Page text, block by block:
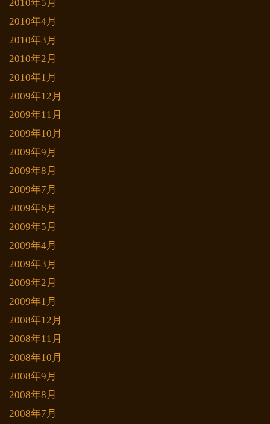
2010年5月
2010年4月
2010年3月
2010年2月
2010年1月
2009年12月
2009年11月
2009年10月
2009年9月
2009年8月
2009年7月
2009年6月
2009年5月
2009年4月
2009年3月
2009年2月
2009年1月
2008年12月
2008年11月
2008年10月
2008年9月
2008年8月
2008年7月